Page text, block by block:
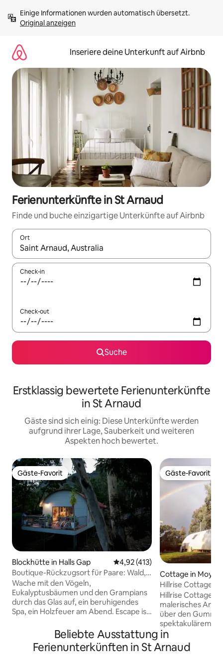
Inhalten
springenOriginal anzeigen
Inseriere deine Unterkunft auf Airbnb
Ferienunterkünfte in St Arnaud
Finde und buche einzigartige Unterkünfte auf Airbnb
Ort
Wenn Ergebnisse verfügbar sind, navigiere mit den
Check-in
Check-out
Suche
Erstklassig bewertete Ferienunterkünfte
in St Arnaud
Gäste sind sich einig: Diese Unterkünfte werden
aufgrund ihrer Lage, Sauberkeit und weiteren
Aspekten hoch bewertet.
Gäste-Favorit
Gäste-Favorit
Blockhütte in Halls Gap Durchschnittliche Bewertung:
4,92 (413)
Boutique-Rückzugsort für Paare: Wald,
Spa & Holzfeuer
Wache mit den Vögeln,
Eukalyptusbäumen und den Grampians
durch das Glas auf, ein beruhigendes
Spa, ein Holzfeuer am Abend. Escape ist
einem privaten, doppelten
Waldgrundstück: nah genug, um zu Fuß
nach Halls Gap zu gehen, privat genug,
Gäste-Favorit
Gäste-Favorit
Cottage in
Hillrise Cottage
Hillrise Cottage
malerisches
über den
spektakulärem
im Westen. Das Hillrise Cottage ist 15 km
von Ararat und
entfernt und ein
Beliebte Ausstattung in
Ferienunterkünften in St Arnaud